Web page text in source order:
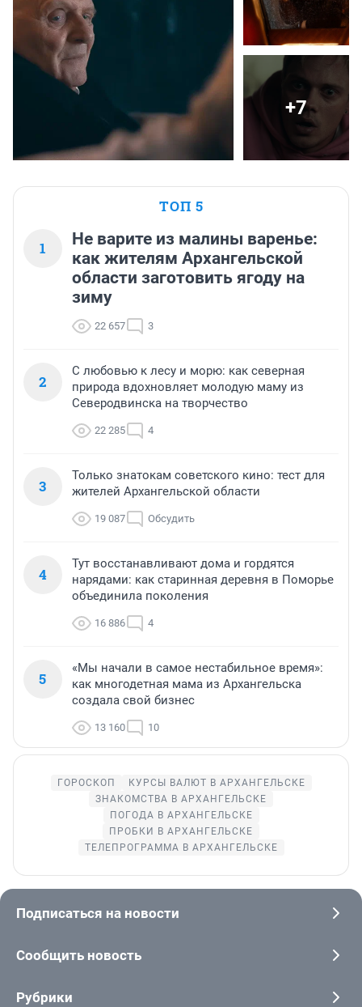
+7
ТОП 5
1
Не варите из малины варенье:
как жителям Архангельской
области заготовить ягоду на
зиму
22 657 3
2
С любовью к лесу и морю: как северная
природа вдохновляет молодую маму из
Северодвинска на творчество
22 285 4
3
Только знатокам советского кино: тест для
жителей Архангельской области
19 087 Обсудить
4
Тут восстанавливают дома и гордятся
нарядами: как старинная деревня в Поморье
объединила поколения
16 886 4
5
«Мы начали в самое нестабильное время»:
как многодетная мама из Архангельска
создала свой бизнес
13 160 10
ГОРОСКОП
КУРСЫ ВАЛЮТ В АРХАНГЕЛЬСКЕ
ЗНАКОМСТВА В АРХАНГЕЛЬСКЕ
ПОГОДА В АРХАНГЕЛЬСКЕ
ПРОБКИ В АРХАНГЕЛЬСКЕ
ТЕЛЕПРОГРАММА В АРХАНГЕЛЬСКЕ
Подписаться на новости
Сообщить новость
Рубрики